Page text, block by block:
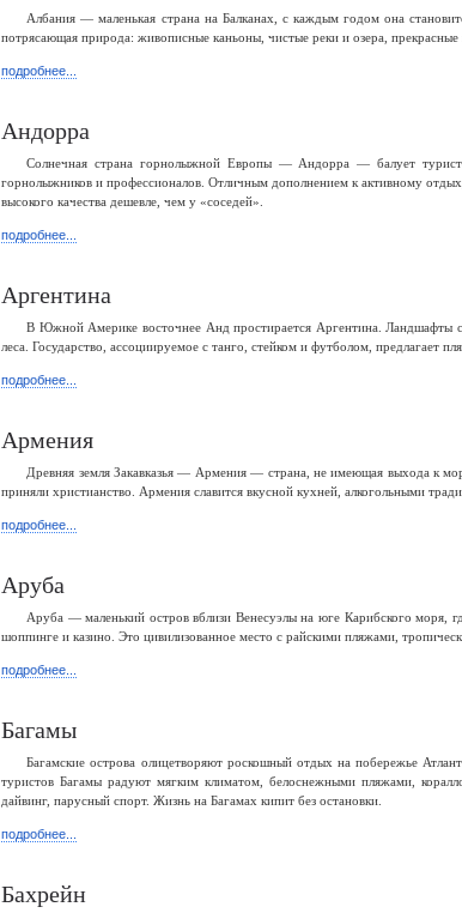
Албания — маленькая страна на Балканах, с каждым годом она
потрясающая природа: живописные каньоны, чистые реки и озера,
подробнее...
Андорра
Солнечная страна горнолыжной Европы — Андорра — балует
горнолыжников и профессионалов. Отличным дополнением к активному
высокого качества дешевле, чем у «соседей».
подробнее...
Аргентина
В Южной Америке восточнее Анд простирается Аргентина. Ландшафты
леса. Государство, ассоциируемое с танго, стейком и футболом,
подробнее...
Армения
Древняя земля Закавказья — Армения — страна, не имеющая выхода к
приняли христианство. Армения славится вкусной кухней, алкогольными
подробнее...
Аруба
Аруба — маленький остров вблизи Венесуэлы на юге Карибского моря,
шоппинге и казино. Это цивилизованное место с райскими пляжами,
подробнее...
Багамы
Багамские острова олицетворяют роскошный отдых на побережье
туристов Багамы радуют мягким климатом, белоснежными пляжами,
дайвинг, парусный спорт. Жизнь на Багамах кипит без остановки.
подробнее...
Бахрейн